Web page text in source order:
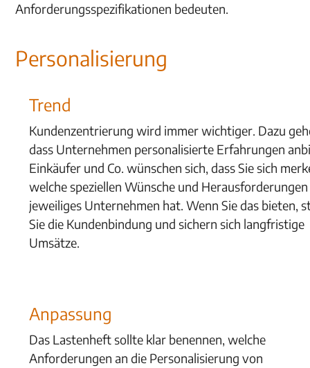
Anforderungsspezifikationen bedeuten.
Personalisierung
Trend
Kundenzentrierung wird immer wichtiger. Dazu
dass Unternehmen personalisierte Erfahrungen
Einkäufer und Co. wünschen sich, dass Sie sich
welche speziellen Wünsche und
jeweiliges Unternehmen hat. Wenn Sie das bieten,
Sie die Kundenbindung und sichern sich langfristige
Umsätze.
Anpassung
Das Lastenheft sollte klar benennen, welche
Anforderungen an die Personalisierung von